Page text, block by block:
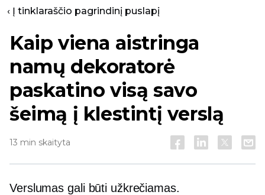
‹ Į tinklaraščio pagrindinį puslapį
Kaip viena aistringa
namų dekoratorė
paskatino visą savo
šeimą į klestintį verslą
13 min skaityta
Verslumas gali būti užkrečiamas.